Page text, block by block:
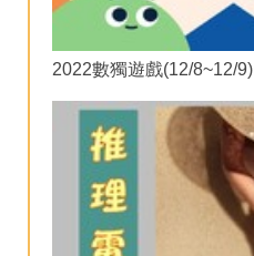
2022數獨遊戲(12/8~12/9)